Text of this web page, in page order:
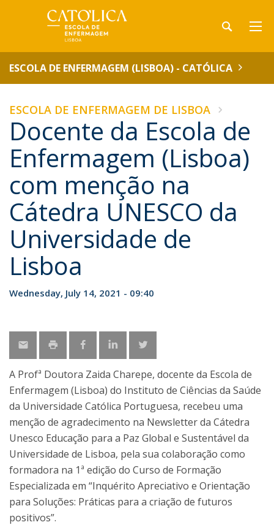
ESCOLA DE ENFERMAGEM (LISBOA) - CATÓLICA
ESCOLA DE ENFERMAGEM DE LISBOA
Docente da Escola de
Enfermagem (Lisboa)
com menção na
Cátedra UNESCO da
Universidade de
Lisboa
Wednesday, July 14, 2021 - 09:40
A Profª Doutora Zaida Charepe, docente da Escola de
Enfermagem (Lisboa) do Instituto de Ciências da Saúde
da Universidade Católica Portuguesa, recebeu uma
menção de agradecimento na Newsletter da Cátedra
Unesco Educação para a Paz Global e Sustentável da
Universidade de Lisboa, pela sua colaboração como
formadora na 1ª edição do Curso de Formação
Especializada em “Inquérito Apreciativo e Orientação
para Soluções: Práticas para a criação de futuros
positivos”.